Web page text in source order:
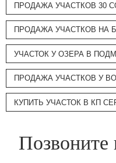
ПРОДАЖА УЧАСТКОВ 30
ПРОДАЖА УЧАСТКОВ НА
УЧАСТОК У ОЗЕРА В
ПРОДАЖА УЧАСТКОВ У
КУПИТЬ УЧАСТОК В КП